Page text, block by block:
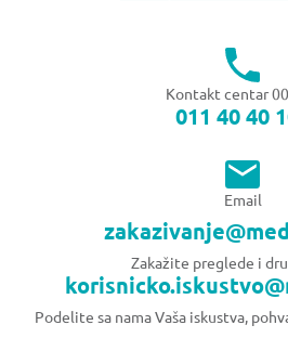
Kontakt centar
011 40 40
Email
Zakažite preglede i
Podelite sa nama Vaša iskustva,